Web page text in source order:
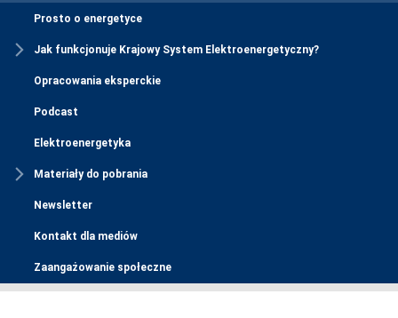
Prosto o energetyce
Jak funkcjonuje Krajowy System Elektroenergetyczny?
Opracowania eksperckie
Podcast
Elektroenergetyka
Materiały do pobrania
Newsletter
Kontakt dla mediów
Zaangażowanie społeczne